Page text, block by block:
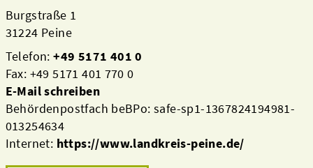
Burgstraße 1
31224 Peine
Telefon:+49 5171 401 0
Fax: +49 5171 401 770 0
E-Mail schreiben
Behördenpostfach beBPo: safe-sp1-1367824194981-
013254634
Internet: https://www.landkreis-peine.de/